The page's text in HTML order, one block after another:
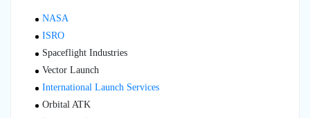
NASA
ISRO
Spaceflight Industries
Vector Launch
International Launch Services
Orbital ATK